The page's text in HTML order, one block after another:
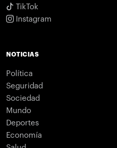
TikTok
Instagram
NOTICIAS
Política
Seguridad
Sociedad
Mundo
Deportes
Economía